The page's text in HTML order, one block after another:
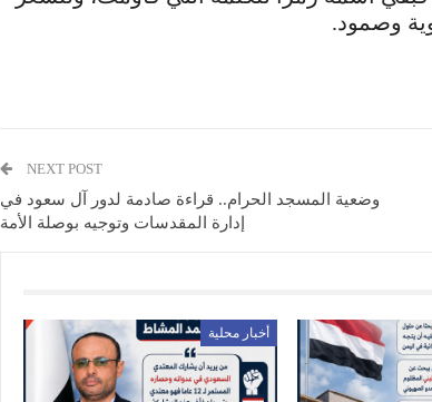
وصمود.
NEXT POST
وضعية المسجد الحرام.. قراءة صادمة لدور آل سعود في
إدارة المقدسات وتوجيه بوصلة الأمة
أخبار محلية